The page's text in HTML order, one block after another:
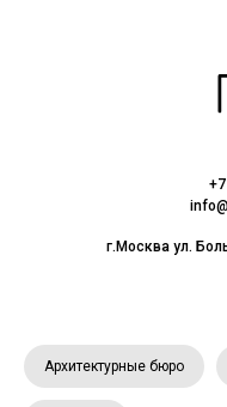
г.Москва ул.
Архитектурные бюро